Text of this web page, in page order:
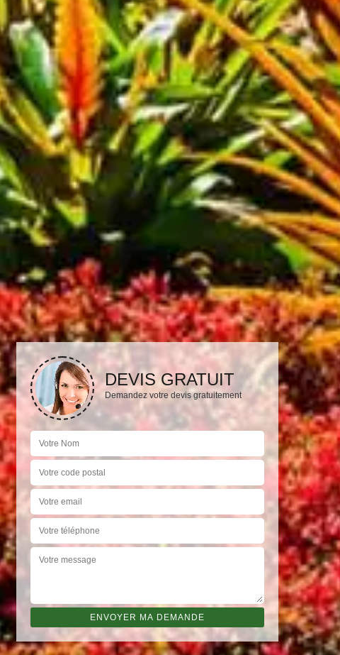
DEVIS GRATUIT
Demandez votre devis gratuitement